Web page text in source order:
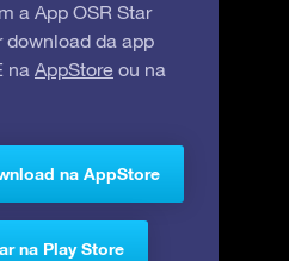
a App OSR Star
download da app
na AppStore ou na
na AppStore
na Play Store